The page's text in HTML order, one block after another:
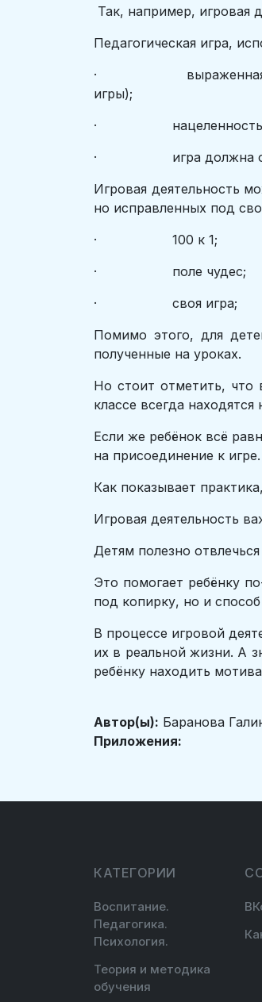
Так, например, игровая
Педагогическая игра,
· выраженная цель и
игры);
· нацеленность на
· игра должна
Игровая деятельность
но исправленных под
· 100 к 1;
· поле чудес;
· своя игра;
Помимо этого, для
полученные на уроках.
Но стоит отметить, что
классе всегда
Если же ребёнок всё
на присоединение к игре.
Как показывает
Игровая деятельность
Детям полезно
Это помогает ребёнку
под копирку, но и
В процессе игровой
их в реальной жизни. А
ребёнку находить
Автор(ы): Баранова
Приложения:
КАТЕГОРИИ
Воспитание.
Педагогика.
Психология.
Теория и методика
обучения